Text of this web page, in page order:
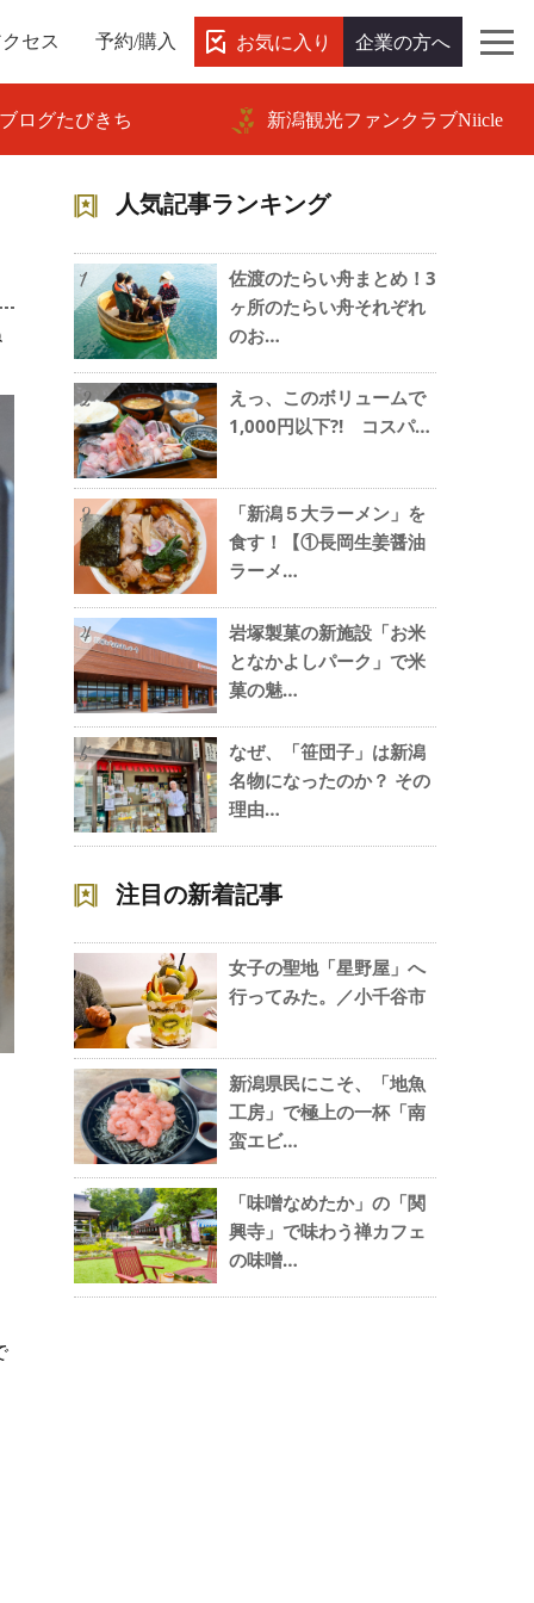
セス 予約/購入 お気に入り 企業の方へ
ログたびきち 新潟観光ファンクラブNiicle
人気記事ランキング
1
佐渡のたらい舟まとめ！3
ヶ所のたらい舟それぞれ
のお…
2
えっ、このボリュームで
1,000円以下?! コスパ…
3
「新潟５大ラーメン」を
食す！【①長岡生姜醤油
ラーメ…
4
岩塚製菓の新施設「お米
となかよしパーク」で米
菓の魅…
5
なぜ、「笹団子」は新潟
名物になったのか？ その
理由…
注目の新着記事
女子の聖地「星野屋」へ
行ってみた。／小千谷市
新潟県民にこそ、「地魚
工房」で極上の一杯「南
蛮エビ…
「味噌なめたか」の「関
興寺」で味わう禅カフェ
の味噌…